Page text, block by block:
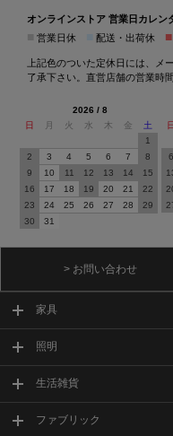
オンラインストア 営業日カレン
営業日休 配送・出荷休 ■
上記色のついた定休日には、メ
了承下さい。直営店舗の営業時
2026 / 8
日
月 火 水 木 金
土
1
2
3 4 5 6 7
8
9
10 11 12 13 14
15
16
17 18 19 20 21
22
23
24 25 26 27 28
29
30
31
日
6
> お問い合わせ
家具
照明
生活雑貨
ファブリック